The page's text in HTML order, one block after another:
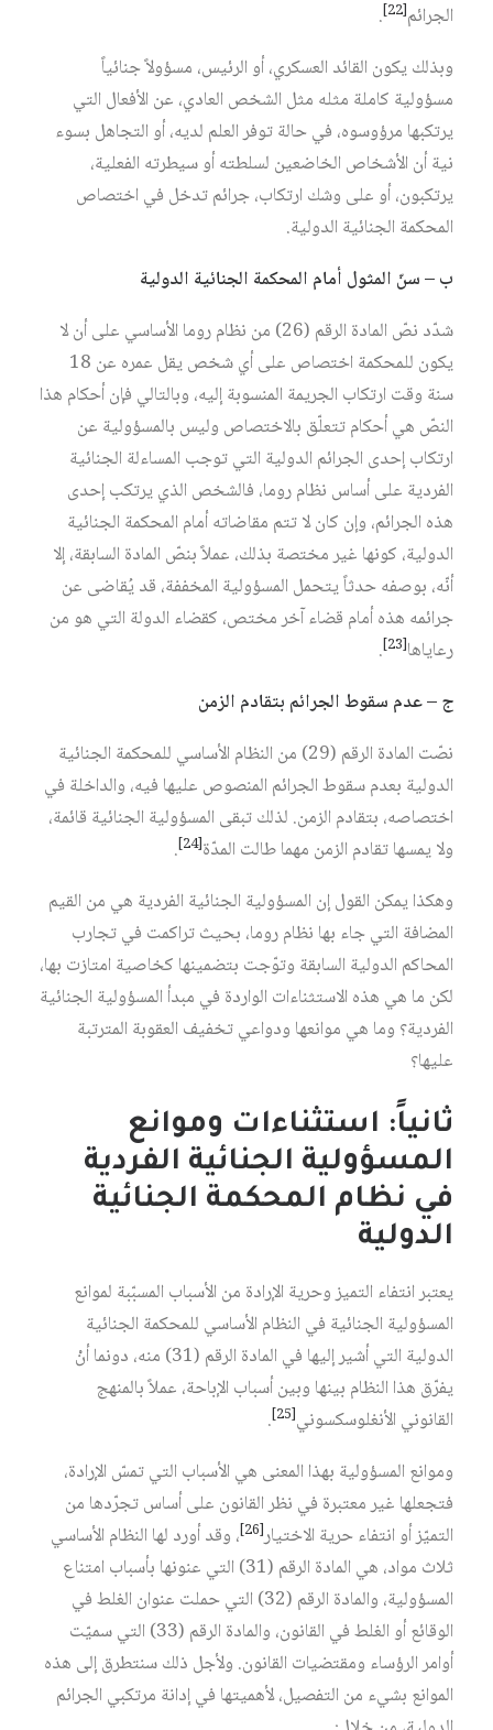
الجرائم[22]
.
وبذلك يكون القائد العسكري، أو الرئيس، مسؤولاً جنائياً
مسؤولية كاملة مثله مثل الشخص العادي، عن الأفعال التي
يرتكبها مرؤوسوه، في حالة توفر العلم لديه، أو التجاهل بسوء
نية أن الأشخاص الخاضعين لسلطته أو سيطرته الفعلية،
يرتكبون، أو على وشك ارتكاب، جرائم تدخل في اختصاص
المحكمة الجنائية الدولية.
ب – سنّ المثول أمام المحكمة الجنائية الدولية
شدّد نصّ المادة الرقم (26) من نظام روما الأساسي على أن لا
يكون للمحكمة اختصاص على أي شخص يقل عمره عن 18
سنة وقت ارتكاب الجريمة المنسوبة إليه، وبالتالي فإن أحكام هذا
النصّ هي أحكام تتعلّق بالاختصاص وليس بالمسؤولية عن
ارتكاب إحدى الجرائم الدولية التي توجب المساءلة الجنائية
الفردية على أساس نظام روما، فالشخص الذي يرتكب إحدى
هذه الجرائم، وإن كان لا تتم مقاضاته أمام المحكمة الجنائية
الدولية، كونها غير مختصة بذلك، عملاً بنصّ المادة السابقة، إلا
أنّه، بوصفه حدثاً يتحمل المسؤولية المخففة، قد يُقاضى عن
جرائمه هذه أمام قضاء آخر مختص، كقضاء الدولة التي هو من
رعاياها[23]
.
ج – عدم سقوط الجرائم بتقادم الزمن
نصّت المادة الرقم (29) من النظام الأساسي للمحكمة الجنائية
الدولية بعدم سقوط الجرائم المنصوص عليها فيه، والداخلة في
اختصاصه، بتقادم الزمن. لذلك تبقى المسؤولية الجنائية قائمة،
ولا يمسها تقادم الزمن مهما طالت المدّة[24]
.
وهكذا يمكن القول إن المسؤولية الجنائية الفردية هي من القيم
المضافة التي جاء بها نظام روما، بحيث تراكمت في تجارب
المحاكم الدولية السابقة وتوّجت بتضمينها كخاصية امتازت بها،
لكن ما هي هذه الاستثناءات الواردة في مبدأ المسؤولية الجنائية
الفردية؟ وما هي موانعها ودواعي تخفيف العقوبة المترتبة
عليها؟
ثانياً: استثناءات وموانع
المسؤولية الجنائية الفردية
في نظام المحكمة الجنائية
الدولية
يعتبر انتفاء التميز وحرية الإرادة من الأسباب المسبّبة لموانع
المسؤولية الجنائية في النظام الأساسي للمحكمة الجنائية
الدولية التي أشير إليها في المادة الرقم (31) منه، دونما أنْ
يفرّق هذا النظام بينها وبين أسباب الإباحة، عملاً بالمنهج
القانوني الأنغلوسكسوني[25]
.
وموانع المسؤولية بهذا المعنى هي الأسباب التي تمسّ الإرادة،
فتجعلها غير معتبرة في نظر القانون على أساس تجرّدها من
التميّز أو انتفاء حرية الاختيار[26]
، وقد أورد لها النظام الأساسي
ثلاث مواد، هي المادة الرقم (31) التي عنونها بأسباب امتناع
المسؤولية، والمادة الرقم (32) التي حملت عنوان الغلط في
الوقائع أو الغلط في القانون، والمادة الرقم (33) التي سميّت
أوامر الرؤساء ومقتضيات القانون. ولأجل ذلك سنتطرق إلى هذه
الموانع بشيء من التفصيل، لأهميتها في إدانة مرتكبي الجرائم